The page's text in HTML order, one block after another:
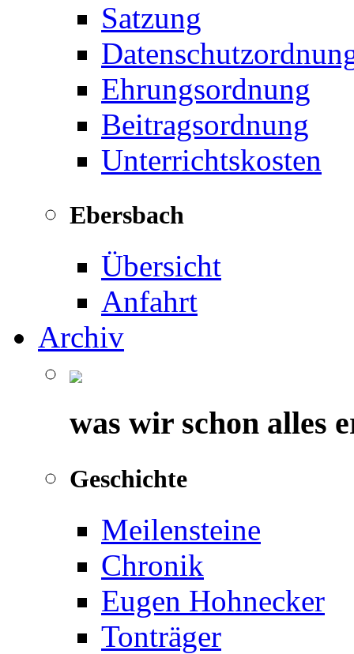
Satzung
Ehrungsordnung
Beitragsordnung
Unterrichtskosten
Ebersbach
Übersicht
Anfahrt
Archiv
was wir schon alles
Geschichte
Meilensteine
Chronik
Eugen Hohnecker
Tonträger